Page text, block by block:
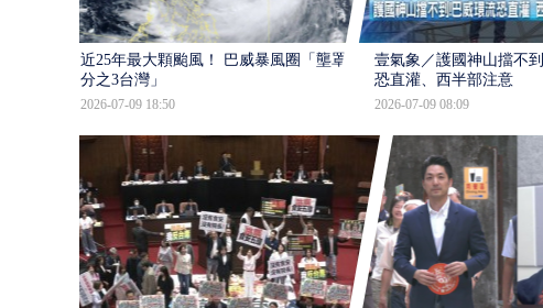
近25年最大顆颱風！ 巴威暴風圈「壟罩4
分之3台灣」
2026-07-09 18:50
壹氣象／護國神山擋不
恐直灌、西半部注意
2026-07-09 08:09